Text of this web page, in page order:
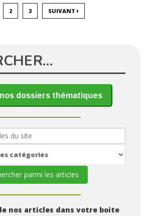
2 3 SUIVANT
nos dossiers thématiques
nos articles dans votre boite